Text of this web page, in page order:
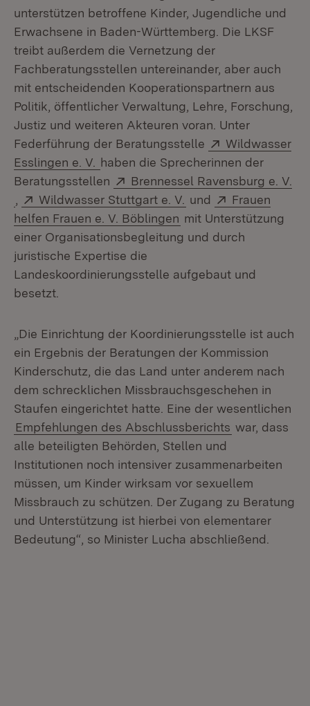
unterstützen betroffene Kinder, Jugendliche und
Erwachsene in Baden-Württemberg. Die LKSF
treibt außerdem die Vernetzung der
Fachberatungsstellen untereinander, aber auch
mit entscheidenden Kooperationspartnern aus
Politik, öffentlicher Verwaltung, Lehre, Forschung,
Justiz und weiteren Akteuren voran. Unter
Federführung der Beratungsstelle
Extern:
Wildwasser
Esslingen e. V. (Öffnet in neuem Fenster)
haben die Sprecherinnen der
Beratungsstellen
Extern:
Brennessel Ravensburg e. V.
(Öffnet in neuem Fenster)
Extern:
Wildwasser Stuttgart e. V. (Öffnet in neuem
und Extern:
Frauen
helfen Frauen e. V. Böblingen (Öffnet in neuem
mit Unterstützung
einer Organisationsbegleitung und durch
juristische Expertise die
Landeskoordinierungsstelle aufgebaut und
besetzt.
„Die Einrichtung der Koordinierungsstelle ist auch
ein Ergebnis der Beratungen der Kommission
Kinderschutz, die das Land unter anderem nach
dem schrecklichen Missbrauchsgeschehen in
Staufen eingerichtet hatte. Eine der wesentlichen
Empfehlungen des Abschlussberichts war, dass
alle beteiligten Behörden, Stellen und
Institutionen noch intensiver zusammenarbeiten
müssen, um Kinder wirksam vor sexuellem
Missbrauch zu schützen. Der Zugang zu Beratung
und Unterstützung ist hierbei von elementarer
Bedeutung“, so Minister Lucha abschließend.